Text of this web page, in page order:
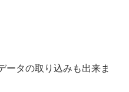
ータの取り込みも出来ま